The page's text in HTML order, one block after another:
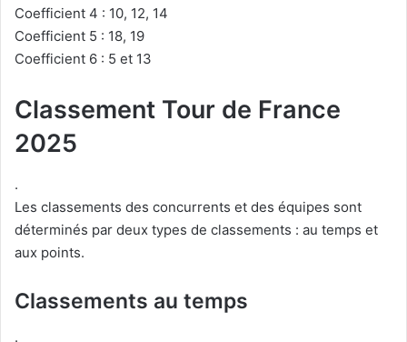
Coefficient 4 : 10, 12, 14
Coefficient 5 : 18, 19
Coefficient 6 : 5 et 13
Classement Tour de France
2025
.
Les classements des concurrents et des équipes sont
déterminés par deux types de classements : au temps et
aux points.
Classements au temps
.